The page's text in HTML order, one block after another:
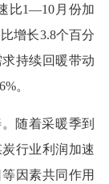
比1—10月份加
增长3.8个百分
持续回暖带动
。
随着采暖季到
行业利润加速
因素共同作用